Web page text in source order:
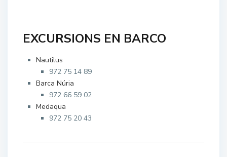
EXCURSIONS EN BARCO
Nautilus
972 75 14 89
Barca Núria
972 66 59 02
Medaqua
972 75 20 43